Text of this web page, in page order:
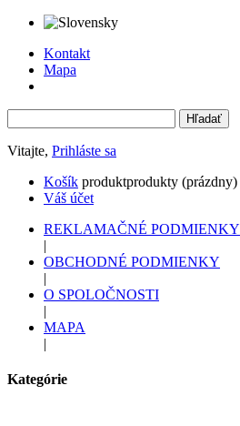
Kontakt
Mapa
Vitajte, Prihláste sa
Košík produktprodukty (prázdny)
Váš účet
REKLAMAČNÉ PODMIENKY
|
OBCHODNÉ PODMIENKY
|
O SPOLOČNOSTI
|
MAPA
|
Kategórie